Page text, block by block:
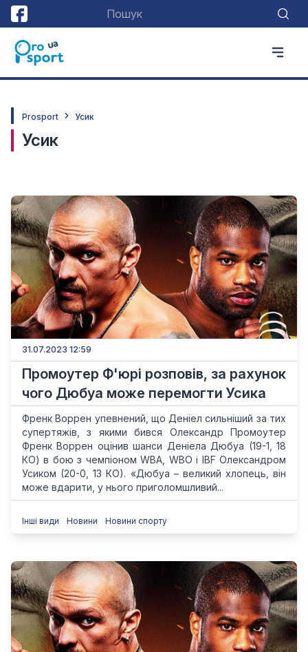
Prosport Усик
Усик
31.07.2023 12:59
Промоутер Ф'юрі розповів, за рахунок
чого Дюбуа може перемогти Усика
Френк Воррен упевнений, що Деніел сильніший за тих
супертяжів, з якими бився Олександр Промоутер
Френк Воррен оцінив шанси Деніела Дюбуа (19-1, 18
КО) в бою з чемпіоном WBA, WBO і IBF Олександром
Усиком (20-0, 13 КО). «Дюбуа – великий хлопець, він
може вдарити, у нього приголомшливий...
Інші види Новини Новини спорту